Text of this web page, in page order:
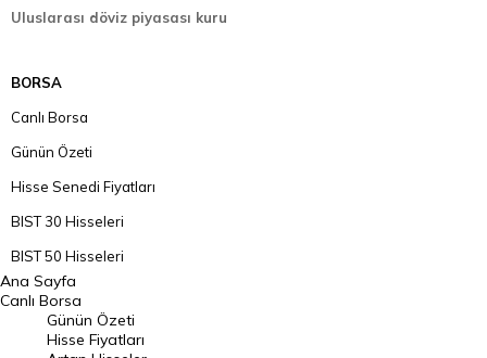
Uluslarası döviz piyasası kuru
BORSA
Canlı Borsa
Günün Özeti
Hisse Senedi Fiyatları
BIST 30 Hisseleri
BIST 50 Hisseleri
BIST 100 Hisseleri
En Çok Artan Hisseler
Ana Sayfa
Canlı Borsa
Günün Özeti
Hisse Fiyatları